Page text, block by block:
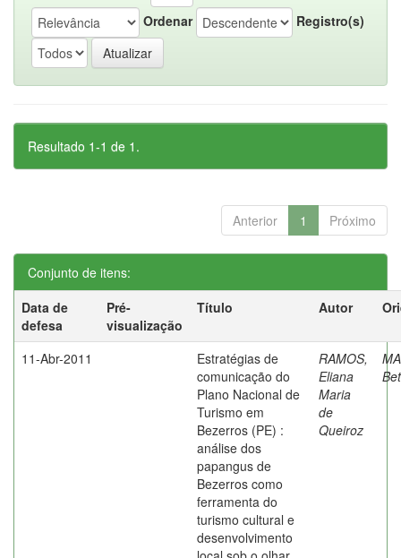
Ordenar
Registro(s)
Resultado 1-1 de 1.
Anterior 1 Próximo
Conjunto de itens:
Data de
defesa
Pré-
visualização
Título Autor
11-Abr-2011
Estratégias de
comunicação do
Plano Nacional de
Turismo em
Bezerros (PE) :
análise dos
papangus de
Bezerros como
ferramenta do
turismo cultural e
desenvolvimento
RAMOS,
Eliana
Maria
de
Queiroz